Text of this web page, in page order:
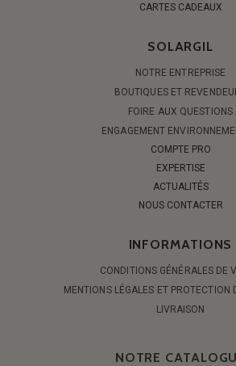
CARTES CADEAUX
SOLARGIL
NOTRE ENTREPRISE
BOUTIQUES ET
FOIRE AUX QUESTIONS
ENGAGEMENT
COMPTE PRO
EXPERTISE
ACTUALITÉS
NOUS CONTACTER
INFORMATIONS
CONDITIONS GÉNÉRALES DE
MENTIONS LÉGALES ET PROTECTION
LIVRAISON
NOTRE